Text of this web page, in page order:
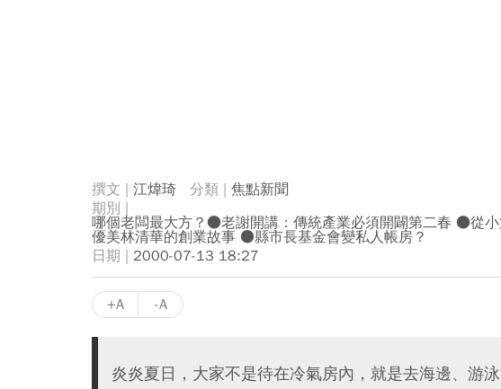
江煒琦
焦點新聞
哪個老闆最大方？●老謝開講：傳統產業必須開闢第二春 ●從
優美林清華的創業故事 ●縣市長基金會變私人帳房？
2000-07-13 18:27
+A -A
炎炎夏日，大家不是待在冷氣房內，就是去海邊、游